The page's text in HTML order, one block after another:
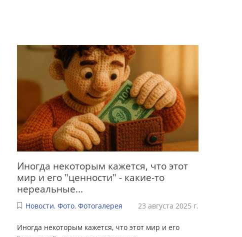
Иногда некоторым кажется, что этот
мир и его "ценности" - какие-то
нереальные...
Новости,Фото,Фотогалерея 23 августа 2025 г.
Иногда некоторым кажется, что этот мир и его